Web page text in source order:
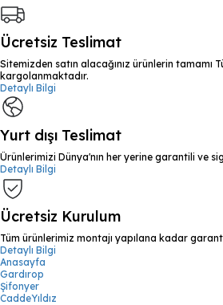
Ücretsiz Teslimat
Sitemizden satın alacağınız ürünlerin tamamı
kargolanmaktadır.
Detaylı Bilgi
Yurt dışı Teslimat
Ürünlerimizi Dünya'nın her yerine garantili ve
Detaylı Bilgi
Ücretsiz Kurulum
Tüm ürünlerimiz montajı yapılana kadar
Detaylı Bilgi
Anasayfa
Gardırop
Şifonyer
CaddeYıldız